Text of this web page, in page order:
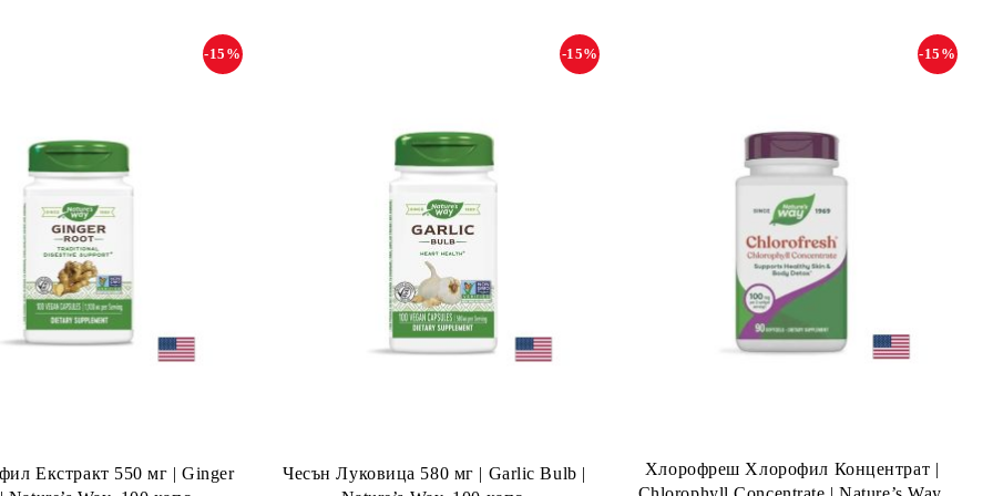
Екстракт 550 мг | Ginger
-15%
Чесън Луковица 580 мг | Garlic Bulb |
-15%
Хлорофреш Хлорофил Концентрат |
-15%